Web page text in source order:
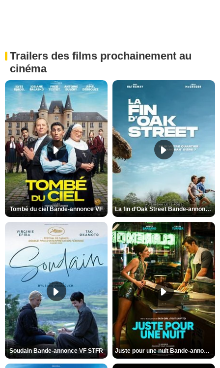
Trailers des films prochainement au
cinéma
Tombé du ciel Bande-annonce VF La fin d’Oak Street Bande-annonce VO STFR
Soudain Bande-annonce VF STFR Juste pour une nuit Bande-annonce VO STFR